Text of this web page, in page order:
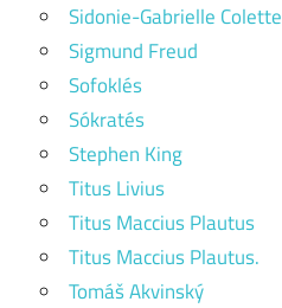
Sidonie-Gabrielle Colette
Sigmund Freud
Sofoklés
Sókratés
Stephen King
Titus Livius
Titus Maccius Plautus
Titus Maccius Plautus.
Tomáš Akvinský